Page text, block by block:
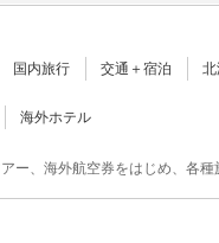
国内旅行 交通＋宿泊
海外ホテル
ー、海外航空券をはじめ、各